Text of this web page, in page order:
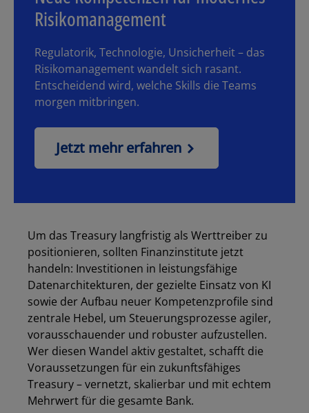
Risikomanagement
Regulatorik, Technologie, Unsicherheit – das
Risikomanagement wandelt sich rasant.
Entscheidend wird, welche Skills die Teams
morgen mitbringen.
Jetzt mehr erfahren
Um das Treasury langfristig als Werttreiber zu
positionieren, sollten Finanzinstitute jetzt
handeln: Investitionen in leistungsfähige
Datenarchitekturen, der gezielte Einsatz von KI
sowie der Aufbau neuer Kompetenzprofile sind
zentrale Hebel, um Steuerungsprozesse agiler,
vorausschauender und robuster aufzustellen.
Wer diesen Wandel aktiv gestaltet, schafft die
Voraussetzungen für ein zukunftsfähiges
Treasury – vernetzt, skalierbar und mit echtem
Mehrwert für die gesamte Bank.